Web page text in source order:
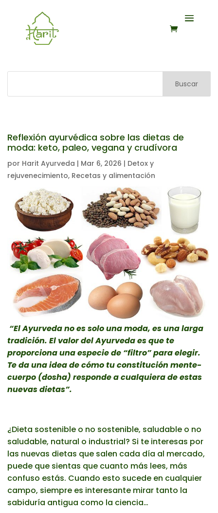
Buscar
Reflexión ayurvédica sobre las dietas de
moda: keto, paleo, vegana y crudívora
por Harit Ayurveda | Mar 6, 2026 | Detox y
rejuvenecimiento, Recetas y alimentación
“El Ayurveda no es solo una moda, es una larga
tradición. El valor del Ayurveda es que te
proporciona una especie de “filtro” para elegir.
Te da una idea de cómo tu constitución mente-
cuerpo (dosha) responde a cualquiera de estas
nuevas dietas”.
¿Dieta sostenible o no sostenible, saludable o no
saludable, natural o industrial? Si te interesas por
las nuevas dietas que salen cada día al mercado,
puede que sientas que cuanto más lees, más
confuso estás. Cuando esto sucede en cualquier
campo, siempre es interesante mirar tanto la
sabiduría antigua como la ciencia…